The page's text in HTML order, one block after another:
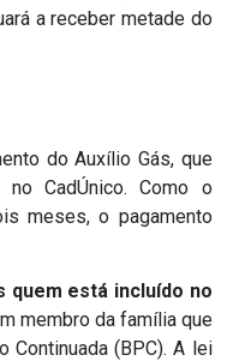
a receber metade do
do Auxílio Gás, que
no CadÚnico. Como o
meses, o pagamento
quem está incluído no
membro da família que
Continuada (BPC). A lei